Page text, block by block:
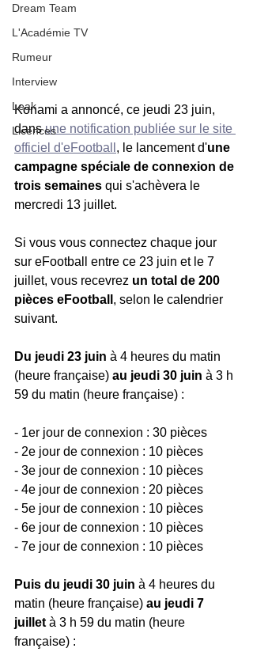
Dream Team
L'Académie TV
Rumeur
Interview
Leak
Licences
Konami a annoncé, ce jeudi 23 juin,
dans une notification publiée sur le site
officiel d'eFootball , le lancement d'une
campagne spéciale de connexion de
trois semaines qui s'achèvera le
mercredi 13 juillet.
Si vous vous connectez chaque jour
sur eFootball entre ce 23 juin et le 7
juillet, vous recevrez un total de 200
pièces eFootball , selon le calendrier
suivant.
Du jeudi 23 juin à 4 heures du matin
(heure française) au jeudi 30 juin à 3 h
59 du matin (heure française) :
- 1er jour de connexion : 30 pièces
- 2e jour de connexion : 10 pièces
- 3e jour de connexion : 10 pièces
- 4e jour de connexion : 20 pièces
- 5e jour de connexion : 10 pièces
- 6e jour de connexion : 10 pièces
- 7e jour de connexion : 10 pièces
Puis du jeudi 30 juin à 4 heures du
matin (heure française) au jeudi 7
juillet à 3 h 59 du matin (heure
française) :